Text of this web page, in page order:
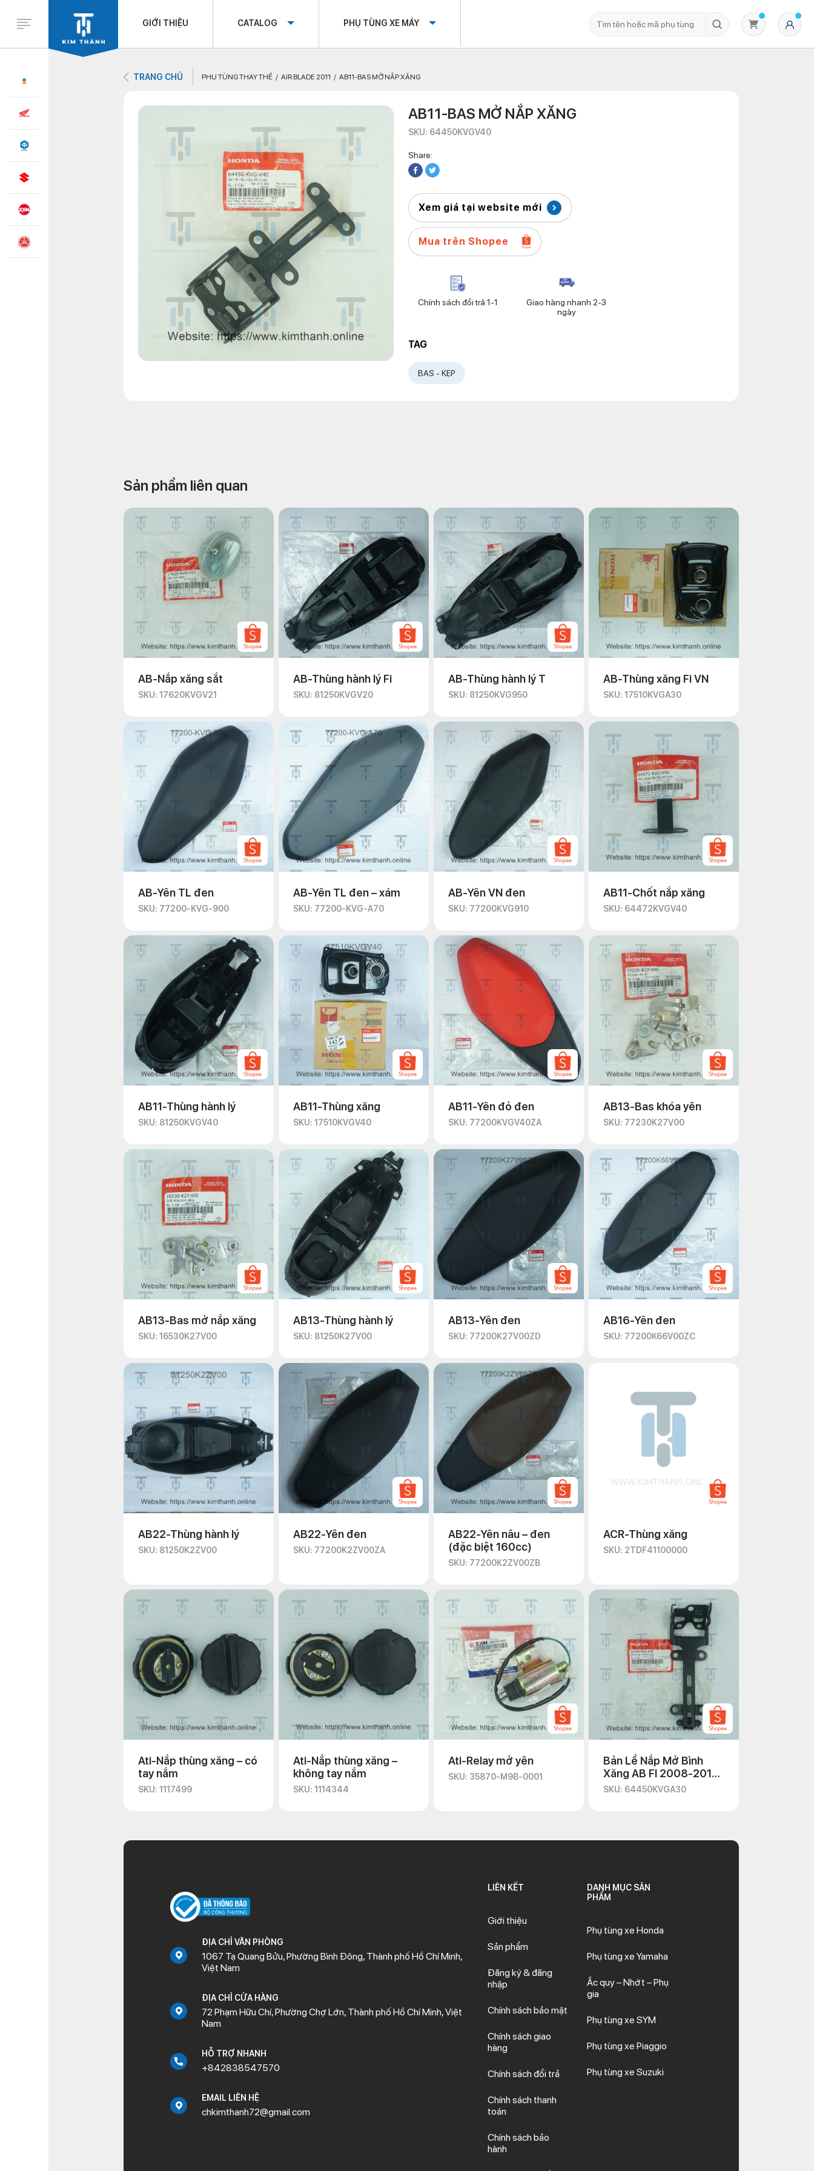
GIỚI THIỆU CATALOG PHỤ TÙNG XE MÁY
TRANG CHỦ PHỤ TÙNG THAY THẾ AIR BLADE 2011 AB11-BAS MỞ NẮP XĂNG
AB11-BAS MỞ NẮP XĂNG
SKU: 64450KVGV40
Share:
Xem giá tại website mới
Mua trên Shopee
Chính sách đổi trả 1-1
Giao hàng nhanh 2-3
ngày
TAG
BAS - KẸP
Sản phẩm liên quan
AB-Nắp xăng sắt
SKU: 17620KVGV21
AB-Thùng hành lý Fi
SKU: 81250KVGV20
AB-Thùng hành lý T
SKU: 81250KVG950
AB-Thùng xăng Fi VN
SKU: 17510KVGA30
AB-Yên TL đen
SKU: 77200-KVG-900
AB-Yên TL đen – xám
SKU: 77200-KVG-A70
AB-Yên VN đen
SKU: 77200KVG910
AB11-Chốt nắp xăng
SKU: 64472KVGV40
AB11-Thùng hành lý
SKU: 81250KVGV40
AB11-Thùng xăng
SKU: 17510KVGV40
AB11-Yên đỏ đen
SKU: 77200KVGV40ZA
AB13-Bas khóa yên
SKU: 77230K27V00
AB13-Bas mở nắp xăng
SKU: 16530K27V00
AB13-Thùng hành lý
SKU: 81250K27V00
AB13-Yên đen
SKU: 77200K27V00ZD
AB16-Yên đen
SKU: 77200K66V00ZC
AB22-Thùng hành lý
SKU: 81250K2ZV00
AB22-Yên đen
SKU: 77200K2ZV00ZA
AB22-Yên nâu – đen
(đặc biệt 160cc)
SKU: 77200K2ZV00ZB
ACR-Thùng xăng
SKU: 2TDF41100000
Ati-Nắp thùng xăng – có
tay nắm
SKU: 1117499
Ati-Nắp thùng xăng –
không tay nắm
SKU: 1114344
Ati-Relay mở yên
SKU: 35870-M9B-0001
Bản Lề Nắp Mở Bình
Xăng AB FI 2008-2010
Chính Hãng
SKU: 64450KVGA30
ĐỊA CHỈ VĂN PHÒNG
1067 Tạ Quang Bửu, Phường Bình Đông, Thành phố Hồ Chí Minh,
Việt Nam
ĐỊA CHỈ CỬA HÀNG
72 Phạm Hữu Chí, Phường Chợ Lớn, Thành phố Hồ Chí Minh, Việt
Nam
HỖ TRỢ NHANH
+842838547570
EMAIL LIÊN HỆ
chkimthanh72@gmail.com
LIÊN KẾT
Giới thiệu
Sản phẩm
Đăng ký & đăng
nhập
Chính sách bảo mật
Chính sách giao
hàng
Chính sách đổi trả
Chính sách thanh
toán
Chính sách bảo
hành
DANH MỤC SẢN
PHẨM
Phụ tùng xe Honda
Phụ tùng xe Yamaha
Ắc quy – Nhớt – Phụ
gia
Phụ tùng xe SYM
Phụ tùng xe Piaggio
Phụ tùng xe Suzuki